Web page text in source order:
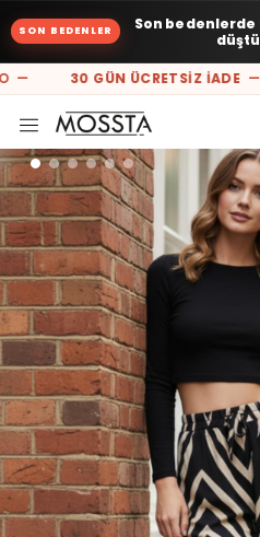
SON BEDENLER
Son
— 30 GÜN ÜCRETSİZ İADE—